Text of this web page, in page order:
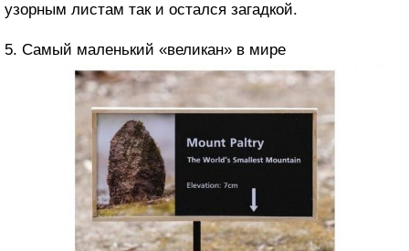
узорным листам так и остался загадкой.
5. Самый маленький «великан» в мире